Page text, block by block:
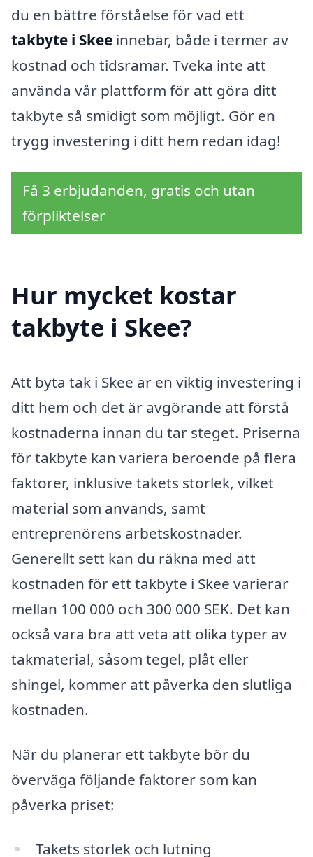
du en bättre förståelse för vad ett
takbyte i Skee innebär, både i termer av
kostnad och tidsramar. Tveka inte att
använda vår plattform för att göra ditt
takbyte så smidigt som möjligt. Gör en
trygg investering i ditt hem redan idag!
Få 3 erbjudanden, gratis och utan
förpliktelser
Hur mycket kostar
takbyte i Skee?
Att byta tak i Skee är en viktig investering i
ditt hem och det är avgörande att förstå
kostnaderna innan du tar steget. Priserna
för takbyte kan variera beroende på flera
faktorer, inklusive takets storlek, vilket
material som används, samt
entreprenörens arbetskostnader.
Generellt sett kan du räkna med att
kostnaden för ett takbyte i Skee varierar
mellan 100 000 och 300 000 SEK. Det kan
också vara bra att veta att olika typer av
takmaterial, såsom tegel, plåt eller
shingel, kommer att påverka den slutliga
kostnaden.
När du planerar ett takbyte bör du
överväga följande faktorer som kan
påverka priset:
Takets storlek och lutning